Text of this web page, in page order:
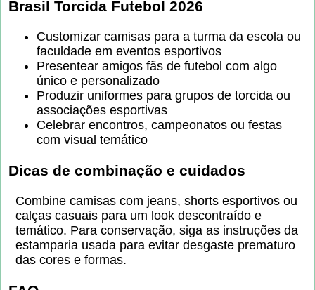
Brasil Torcida Futebol 2026
Customizar camisas para a turma da escola ou
faculdade em eventos esportivos
Presentear amigos fãs de futebol com algo
único e personalizado
Produzir uniformes para grupos de torcida ou
associações esportivas
Celebrar encontros, campeonatos ou festas
com visual temático
Dicas de combinação e cuidados
Combine camisas com jeans, shorts esportivos ou
calças casuais para um look descontraído e
temático. Para conservação, siga as instruções da
estamparia usada para evitar desgaste prematuro
das cores e formas.